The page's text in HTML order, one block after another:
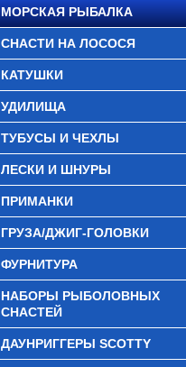
МОРСКАЯ РЫБАЛКА
СНАСТИ НА ЛОСОСЯ
КАТУШКИ
УДИЛИЩА
ТУБУСЫ И ЧЕХЛЫ
ЛЕСКИ И ШНУРЫ
ПРИМАНКИ
ГРУЗА/ДЖИГ-ГОЛОВКИ
ФУРНИТУРА
НАБОРЫ РЫБОЛОВНЫХ
СНАСТЕЙ
ДАУНРИГГЕРЫ SCOTTY